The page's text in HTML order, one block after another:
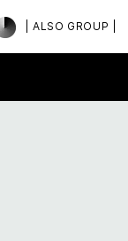
| ALSO GROUP |